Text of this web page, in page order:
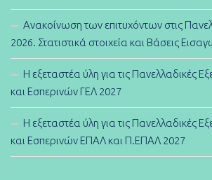
Ανακοίνωση των επιτυχόντων στις
2026. Στατιστικά στοιχεία και Βάσεις
Η εξεταστέα ύλη για τις Πανελλαδικές
και Εσπερινών ΓΕΛ 2027
Η εξεταστέα ύλη για τις Πανελλαδικές
και Εσπερινών ΕΠΑΛ και Π.ΕΠΑΛ 2027